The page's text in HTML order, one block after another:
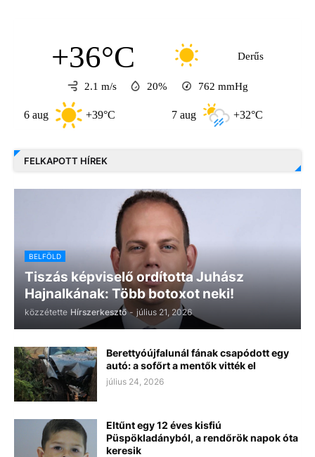
+36°C Derűs
2.1 m/s 20% 762 mmHg
+39°C +32°C
FELKAPOTT HÍREK
BELFÖLD
Tiszás képviselő ordította Juhász
Hajnalkának: Több botoxot neki!
közzétette Hírszerkesztő - július 21, 2026
Berettyóújfalunál fának csapódott egy
autó: a sofőrt a mentők vitték el
július 24, 2026
Eltűnt egy 12 éves kisfiú
Püspökladányból, a rendőrök napok óta
keresik